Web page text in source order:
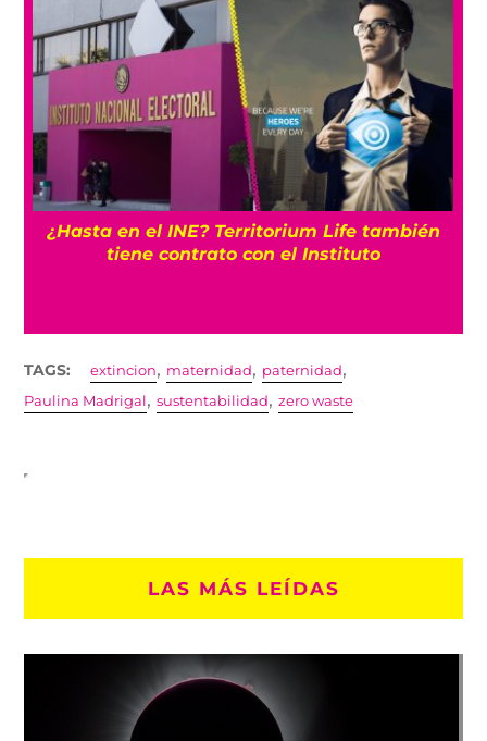
¿Hasta en el INE? Territorium Life también
tiene contrato con el Instituto
TAGS: extincion, maternidad, paternidad,
Paulina Madrigal ,sustentabilidad,zero waste
LAS MÁS LEÍDAS